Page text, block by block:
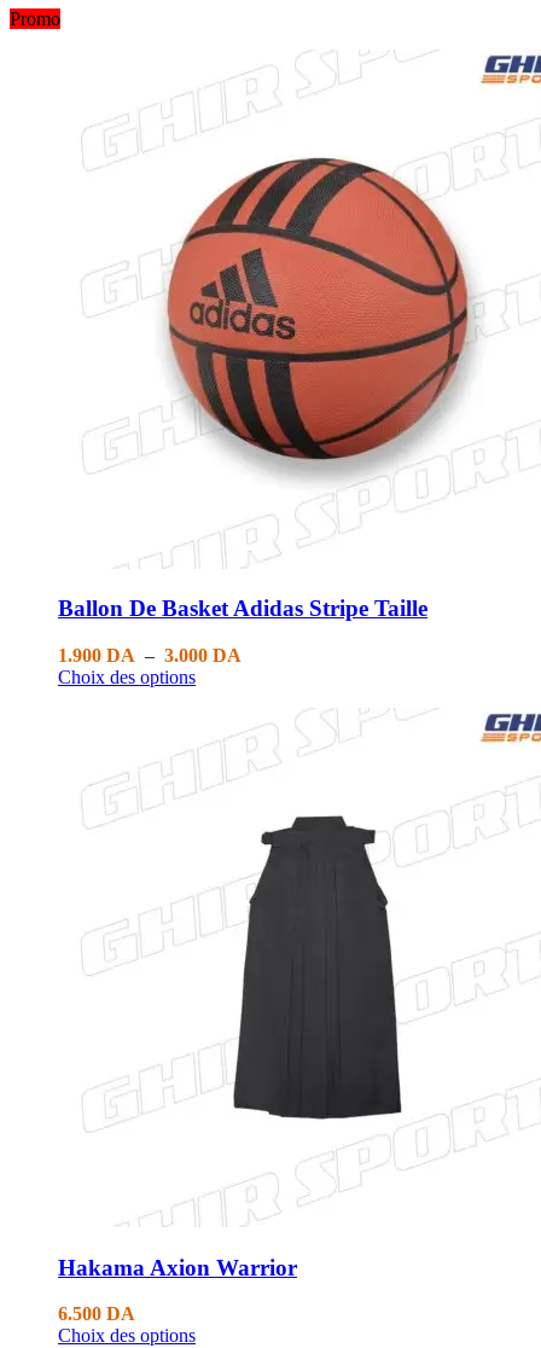
Promo
Ballon De Basket Adidas Stripe Taille
1.900 DA – 3.000 DA
Choix des options
Hakama Axion Warrior
6.500 DA
Choix des options